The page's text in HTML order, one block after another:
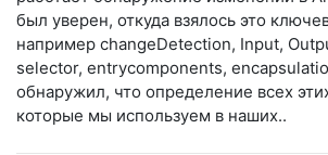
был уверен, откуда взялось это
например changeDetection, Input,
selector, entrycomponents,
обнаружил, что определение всех
которые мы используем в наших..